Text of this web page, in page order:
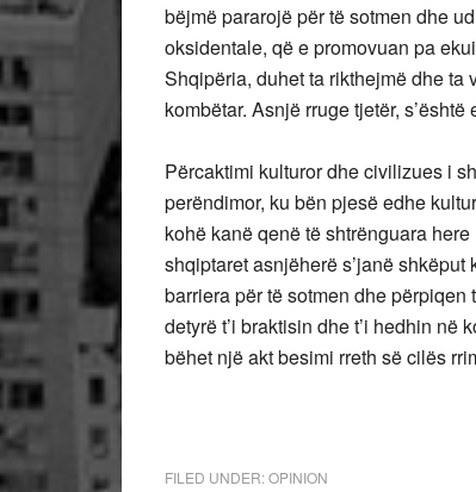
bëjmë pararojë për të sotmen dhe
oksidentale, që e promovuan pa
Shqipëria, duhet ta rikthejmë dhe ta
kombëtar. Asnjë rruge tjetër,
Përcaktimi kulturor dhe civilizues i
perëndimor, ku bën pjesë edhe
kohë kanë qenë të shtrënguara
shqiptaret asnjëherë s’janë
barriera për të sotmen dhe
detyrë t’i braktisin dhe t’i hedhin
bëhet një akt besimi rreth së cilës
FILED UNDER:OPINION